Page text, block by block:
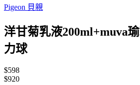
Pigeon 貝親
洋甘菊乳液200ml+muva
力球
$598
$920